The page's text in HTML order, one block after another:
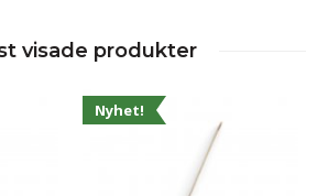
visade produkter
Nyhet!